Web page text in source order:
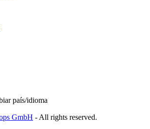
país/idioma
GmbH - All rights reserved.